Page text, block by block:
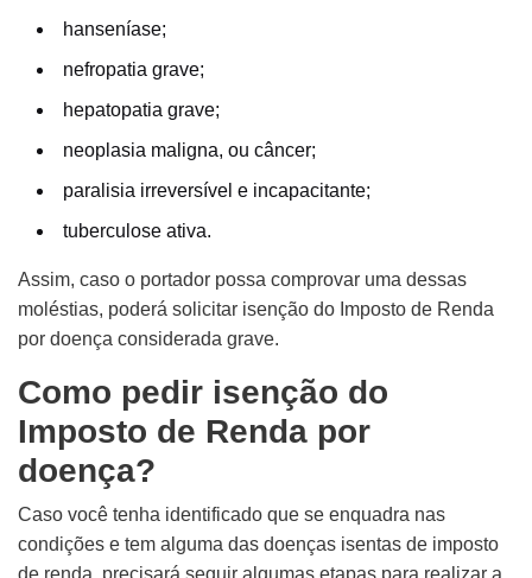
hanseníase;
nefropatia grave;
hepatopatia grave;
neoplasia maligna, ou câncer;
paralisia irreversível e incapacitante;
tuberculose ativa.
Assim, caso o portador possa comprovar uma dessas
moléstias, poderá solicitar isenção do Imposto de Renda
por doença considerada grave.
Como pedir isenção do
Imposto de Renda por
doença?
Caso você tenha identificado que se enquadra nas
condições e tem alguma das doenças isentas de imposto
de renda, precisará seguir algumas etapas para realizar a